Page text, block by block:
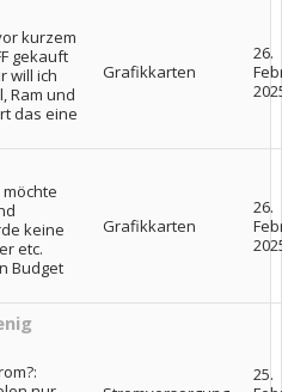
kurzem
gekauft
will ich
Ram und
das eine
Grafikkarten
26.
keine
etc.
Budget
Grafikkarten
26.
25.